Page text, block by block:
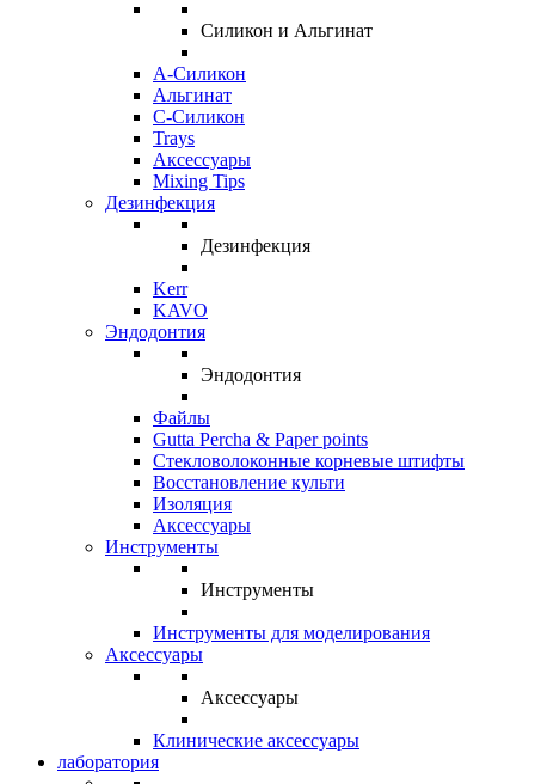
Силикон и Альгинат
A-Силикон
Альгинат
C-Силикон
Trays
Аксессуары
Mixing Tips
Дезинфекция
Дезинфекция
Kerr
KAVO
Эндодонтия
Эндодонтия
Файлы
Gutta Percha & Paper points
Стекловолоконные корневые штифты
Восстановление культи
Изоляция
Аксессуары
Инструменты
Инструменты
Инструменты для моделирования
Аксессуары
Аксессуары
Клинические аксессуары
лаборатория